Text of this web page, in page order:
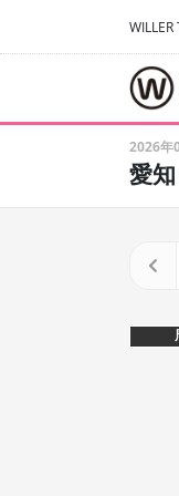
2026年
愛知